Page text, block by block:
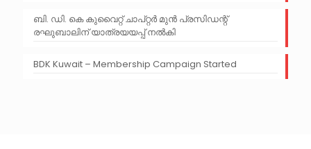
ബി. ഡി. കെ കുവൈറ്റ് ചാപ്റ്റർ മുൻ പ്രസിഡന്റ്‌
രഘുബാലിന് യാത്രയയപ്പ്‌ നൽകി
BDK Kuwait – Membership Campaign Started